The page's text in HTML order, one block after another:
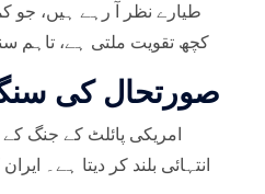
طیارے نظر آ رہے ہیں، جو
کچھ تقویت ملتی ہے، تاہم
صورتحال کی
امریکی پائلٹ کے جنگ کے
انتہائی بلند کر دیتا ہے۔